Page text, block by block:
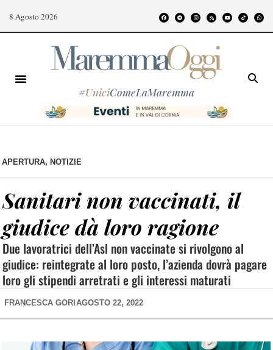
8 Agosto 2026
#UniciComeLaMaremma
APERTURA, NOTIZIE
Sanitari non vaccinati, il
giudice dà loro ragione
Due lavoratrici dell’Asl non vaccinate si rivolgono al
giudice: reintegrate al loro posto, l’azienda dovrà pagare
loro gli stipendi arretrati e gli interessi maturati
FRANCESCA GORI AGOSTO 22, 2022